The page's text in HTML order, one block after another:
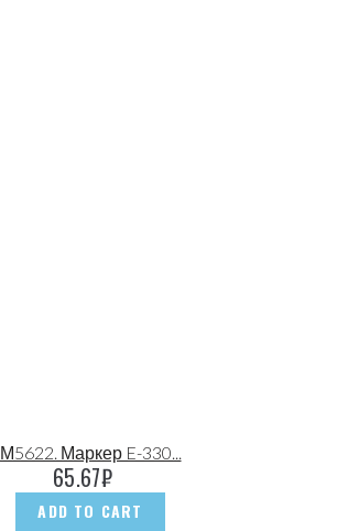
М5622. Маркер E-330...
65.67₽
ADD TO CART